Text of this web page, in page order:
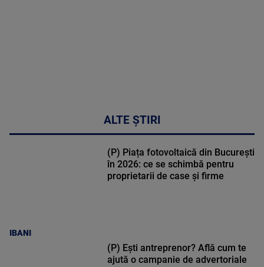
ALTE ȘTIRI
IBANI
(P) Piața fotovoltaică din București
în 2026: ce se schimbă pentru
proprietarii de case și firme
(P) Ești antreprenor? Află cum te
ajută o campanie de advertoriale